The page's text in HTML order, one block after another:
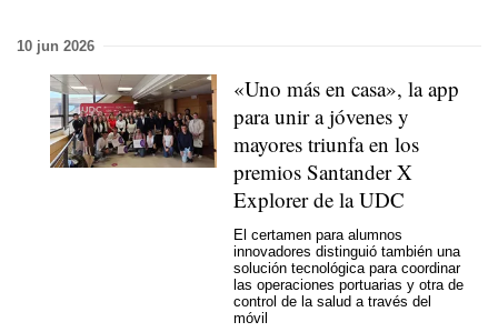
10 jun 2026
«Uno más en casa», la app
para unir a jóvenes y
mayores triunfa en los
premios Santander X
Explorer de la UDC
El certamen para alumnos
innovadores distinguió también una
solución tecnológica para coordinar
las operaciones portuarias y otra de
control de la salud a través del
móvil